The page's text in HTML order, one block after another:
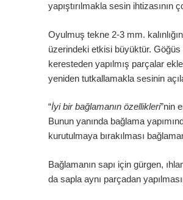
yapıştırılmakla sesin ihtizasının
Oyulmuş tekne 2-3 mm.
üzerindeki etkisi büyüktür. Göğüs
keresteden yapılmış parçalar
yeniden tutkallamakla sesinin
“İyi bir bağlamanın özellikleri”nin
Bunun yanında bağlama
kurutulmaya bırakılması
Bağlamanın sapı için gürgen,
da sapla aynı parçadan